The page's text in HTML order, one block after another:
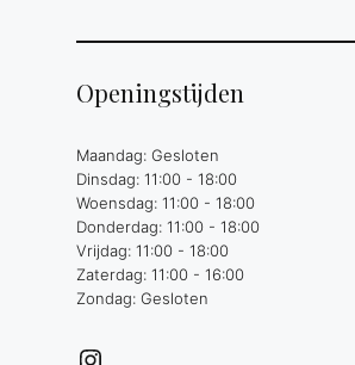
Openingstijden
Maandag: Gesloten
Dinsdag: 11:00 - 18:00
Woensdag: 11:00 - 18:00
Donderdag: 11:00 - 18:00
Vrijdag: 11:00 - 18:00
Zaterdag: 11:00 - 16:00
Zondag: Gesloten